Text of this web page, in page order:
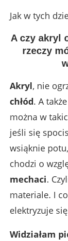
Jak w tych
A czy akryl
rzeczy
Akryl, nie
chłód. A także
można w
jeśli się
wsiąknie
chodzi o
mechaci.
materiale. I
elektryzuje
Widziałam